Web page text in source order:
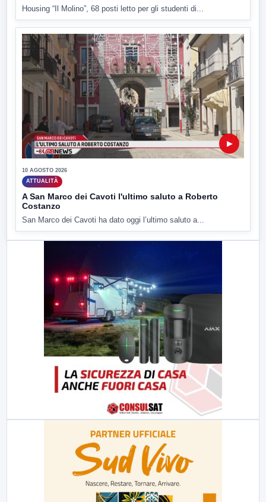
Housing “Il Molino”, 68 posti letto per gli studenti di...
▶
10 AGOSTO 2026
ATTUALITÀ
A San Marco dei Cavoti l'ultimo saluto a Roberto
Costanzo
San Marco dei Cavoti ha dato oggi l’ultimo saluto a...